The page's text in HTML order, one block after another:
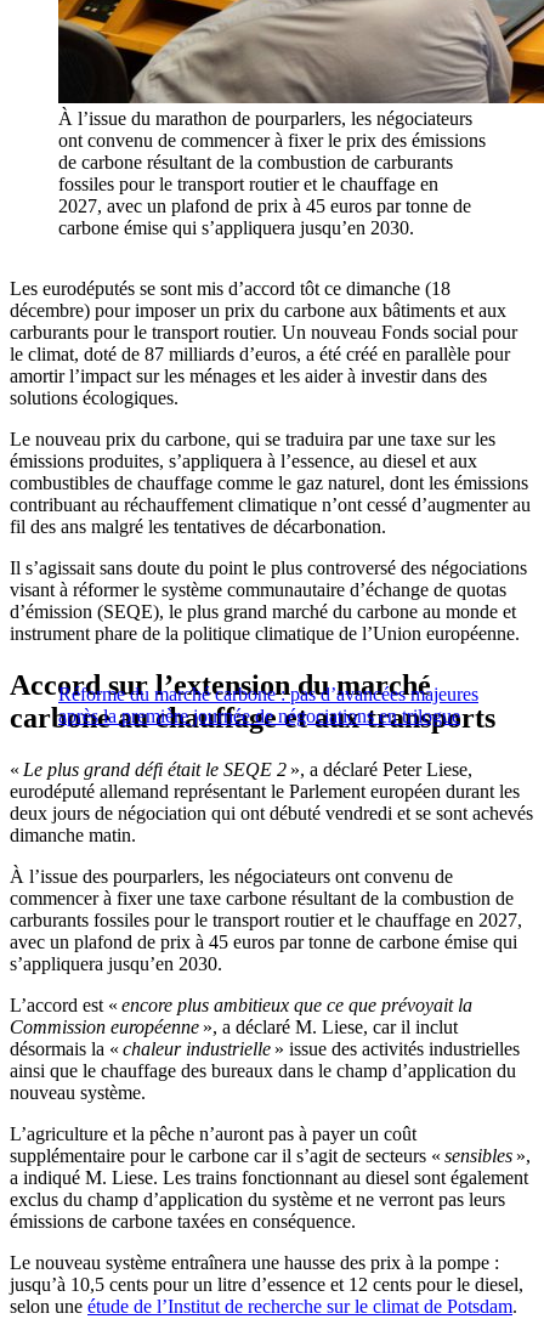
À l’issue du marathon de pourparlers, les négociateurs
ont convenu de commencer à fixer le prix des émissions
de carbone résultant de la combustion de carburants
fossiles pour le transport routier et le chauffage en
2027, avec un plafond de prix à 45 euros par tonne de
carbone émise qui s’appliquera jusqu’en 2030.
Les eurodéputés se sont mis d’accord tôt ce dimanche (18
décembre) pour imposer un prix du carbone aux bâtiments et aux
carburants pour le transport routier. Un nouveau Fonds social pour
le climat, doté de 87 milliards d’euros, a été créé en parallèle pour
amortir l’impact sur les ménages et les aider à investir dans des
solutions écologiques.
Le nouveau prix du carbone, qui se traduira par une taxe sur les
émissions produites, s’appliquera à l’essence, au diesel et aux
combustibles de chauffage comme le gaz naturel, dont les émissions
contribuant au réchauffement climatique n’ont cessé d’augmenter au
fil des ans malgré les tentatives de décarbonation.
Il s’agissait sans doute du point le plus controversé des négociations
visant à réformer le système communautaire d’échange de quotas
d’émission (SEQE), le plus grand marché du carbone au monde et
instrument phare de la politique climatique de l’Union européenne.
Réforme du marché carbone : pas d’avancées majeures
après la première journée de négociations en trilogue
Accord sur l’extension du marché
carbone au chauffage et aux transports
« Le plus grand défi était le SEQE 2 », a déclaré Peter Liese,
eurodéputé allemand représentant le Parlement européen durant les
deux jours de négociation qui ont débuté vendredi et se sont achevés
dimanche matin.
À l’issue des pourparlers, les négociateurs ont convenu de
commencer à fixer une taxe carbone résultant de la combustion de
carburants fossiles pour le transport routier et le chauffage en 2027,
avec un plafond de prix à 45 euros par tonne de carbone émise qui
s’appliquera jusqu’en 2030.
L’accord est « encore plus ambitieux que ce que prévoyait la
Commission européenne », a déclaré M. Liese, car il inclut
désormais la « chaleur industrielle » issue des activités industrielles
ainsi que le chauffage des bureaux dans le champ d’application du
nouveau système.
L’agriculture et la pêche n’auront pas à payer un coût
supplémentaire pour le carbone car il s’agit de secteurs « sensibles »,
a indiqué M. Liese. Les trains fonctionnant au diesel sont également
exclus du champ d’application du système et ne verront pas leurs
émissions de carbone taxées en conséquence.
Le nouveau système entraînera une hausse des prix à la pompe :
jusqu’à 10,5 cents pour un litre d’essence et 12 cents pour le diesel,
selon une étude de l’Institut de recherche sur le climat de Potsdam.